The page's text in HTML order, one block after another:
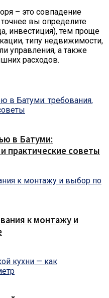
– это совпадение
вы определите
инвестиция), тем проще
типу недвижимости,
управления, а также
расходов.
в Батуми:
практические советы
к монтажу и